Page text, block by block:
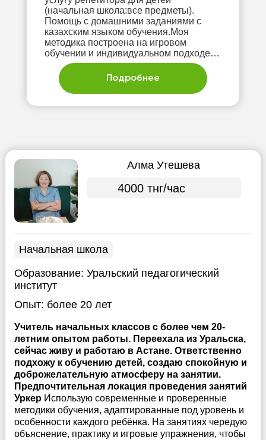
(начальная школа:все предметы).
Помощь с домашними заданиями с
казахским языком обучения.Моя
методика построена на игровом
обучении и индивидуальном подходе к
каждо
Подробнее
Алма Утешева
4000 тнг/час
Начальная школа
Образование: Уральский педагогический
институт
Опыт: более 20 лет
Учитель начальных классов с более чем 20-
летним опытом работы. Переехала из Уральска,
сейчас живу и работаю в Астане. Ответственно
подхожу к обучению детей, создаю спокойную и
доброжелательную атмосферу на занятии.
Предпочтительная локация проведения занятий
Уркер Использую современные и проверенные
методики обучения, адаптированные под уровень и
особенности каждого ребёнка. На занятиях чередую
объяснение, практику и игровые упражнения, чтобы